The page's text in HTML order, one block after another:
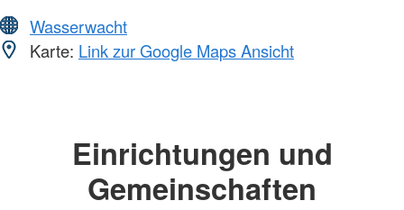
Wasserwacht
Karte: Link zur Google Maps Ansicht
Einrichtungen und
Gemeinschaften